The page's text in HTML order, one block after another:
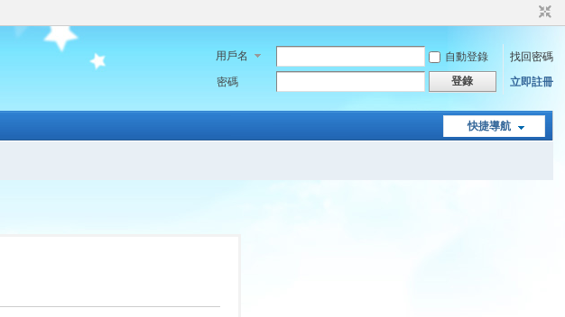
用戶名 自動登錄
找回密碼
密碼
登錄 立即註冊
快捷導航